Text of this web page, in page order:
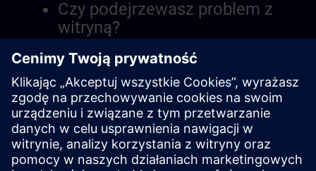
Czy podejrzewasz problem z
witryną?
Zgłoś problem